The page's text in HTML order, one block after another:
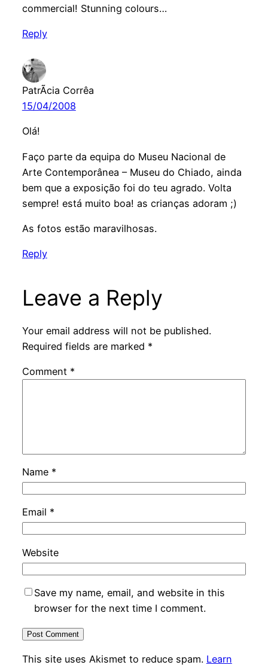
commercial! Stunning colours…
Reply
PatrÃ­cia Corrêa
15/04/2008
Olá!
Faço parte da equipa do Museu Nacional de
Arte Contemporânea – Museu do Chiado, ainda
bem que a exposição foi do teu agrado. Volta
sempre! está muito boa! as crianças adoram ;)
As fotos estão maravilhosas.
Reply
Leave a Reply
Your email address will not be published.
Required fields are marked *
Comment *
Name *
Email *
Website
Save my name, email, and website in this
browser for the next time I comment.
This site uses Akismet to reduce spam. Learn